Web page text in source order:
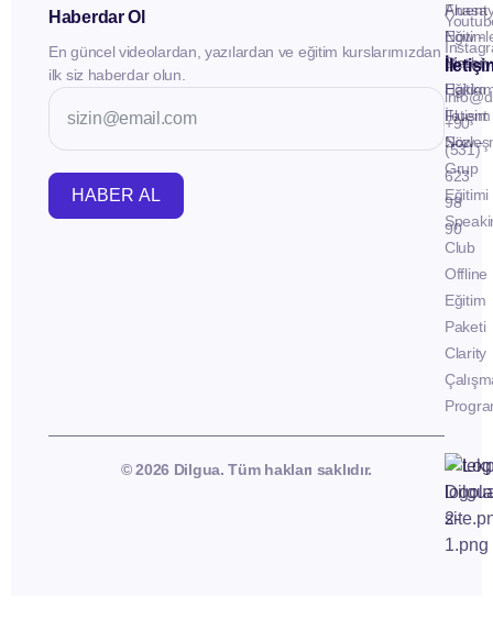
Haberdar Ol
En güncel videolardan, yazılardan ve eğitim kurslarımızdan
ilk siz haberdar olun.
HABER AL
İletişim
Fluent
Now -
Birebir
Eğitim
Fluent
Now -
Grup
Eğitimi
Club
Offline
Eğitim
Paketi
Clarity
+90
(531)
623
98
90
© 2026 Dilgua. Tüm hakları saklıdır.